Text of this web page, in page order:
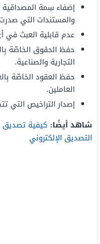
إضفاء سِمة المصداقية
والمستندات التي
عدم قابلية العبث في
حفظ الحقوق الخاصّة
التجارية والصناعية.
حفظ العقود الخاصّة
العاملين.
إصدار التراخيص التي
شاهد أيضًا: كيفية تصديق
التصديق الإلكتروني